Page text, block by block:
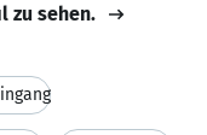
zu sehen.